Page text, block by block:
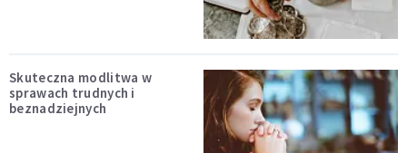
Skuteczna modlitwa w
sprawach trudnych i
beznadziejnych